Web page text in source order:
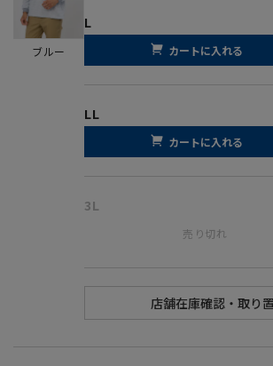
ブルー
L
カートに入れる
LL
カートに入れる
3L
売り切れ